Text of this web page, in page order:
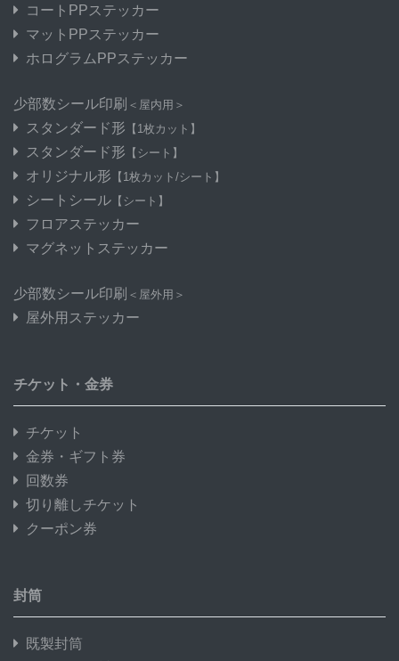
コートPPステッカー
マットPPステッカー
ホログラムPPステッカー
少部数シール印刷 ＜屋内用＞
スタンダード形 【1枚カット】
スタンダード形 【シート】
オリジナル形 【1枚カット/シート】
シートシール 【シート】
フロアステッカー
マグネットステッカー
少部数シール印刷 ＜屋外用＞
屋外用ステッカー
チケット・金券
チケット
金券・ギフト券
回数券
切り離しチケット
クーポン券
封筒
既製封筒